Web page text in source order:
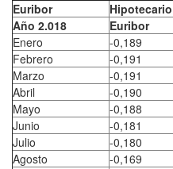
Euribor
Hipotecario
Año 2.018
Euribor
Enero
-0,189
Febrero
-0,191
Marzo
-0,191
Abril
-0,190
Mayo
-0,188
Junio
-0,181
Julio
-0,180
Agosto
-0,169